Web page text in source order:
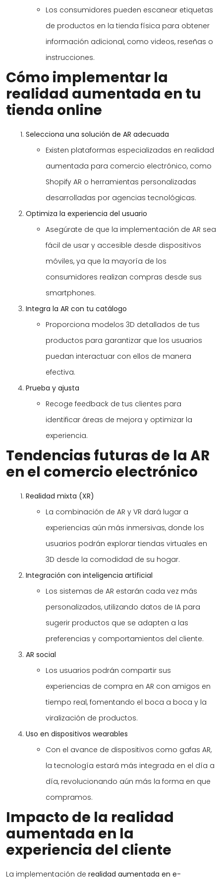
Los consumidores pueden escanear etiquetas
de productos en la tienda física para obtener
información adicional, como videos, reseñas o
instrucciones.
Cómo implementar la
realidad aumentada en tu
tienda online
Selecciona una solución de AR adecuada
Existen plataformas especializadas en realidad
aumentada para comercio electrónico, como
Shopify AR o herramientas personalizadas
desarrolladas por agencias tecnológicas.
Optimiza la experiencia del usuario
Asegúrate de que la implementación de AR sea
fácil de usar y accesible desde dispositivos
móviles, ya que la mayoría de los
consumidores realizan compras desde sus
smartphones.
Integra la AR con tu catálogo
Proporciona modelos 3D detallados de tus
productos para garantizar que los usuarios
puedan interactuar con ellos de manera
efectiva.
Prueba y ajusta
Recoge feedback de tus clientes para
identificar áreas de mejora y optimizar la
experiencia.
Tendencias futuras de la AR
en el comercio electrónico
Realidad mixta (XR)
La combinación de AR y VR dará lugar a
experiencias aún más inmersivas, donde los
usuarios podrán explorar tiendas virtuales en
3D desde la comodidad de su hogar.
Integración con inteligencia artificial
Los sistemas de AR estarán cada vez más
personalizados, utilizando datos de IA para
sugerir productos que se adapten a las
preferencias y comportamientos del cliente.
AR social
Los usuarios podrán compartir sus
experiencias de compra en AR con amigos en
tiempo real, fomentando el boca a boca y la
viralización de productos.
Uso en dispositivos wearables
Con el avance de dispositivos como gafas AR,
la tecnología estará más integrada en el día a
día, revolucionando aún más la forma en que
compramos.
Impacto de la realidad
aumentada en la
experiencia del cliente
La implementación de realidad aumentada en e-